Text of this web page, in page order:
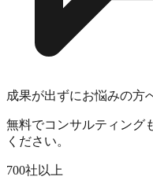
成果が出ずにお悩みの方
無料でコンサルティング
ください。
700社以上